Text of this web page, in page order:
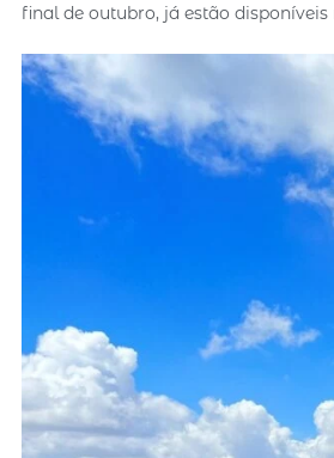
final de outubro, já estão disponíveis